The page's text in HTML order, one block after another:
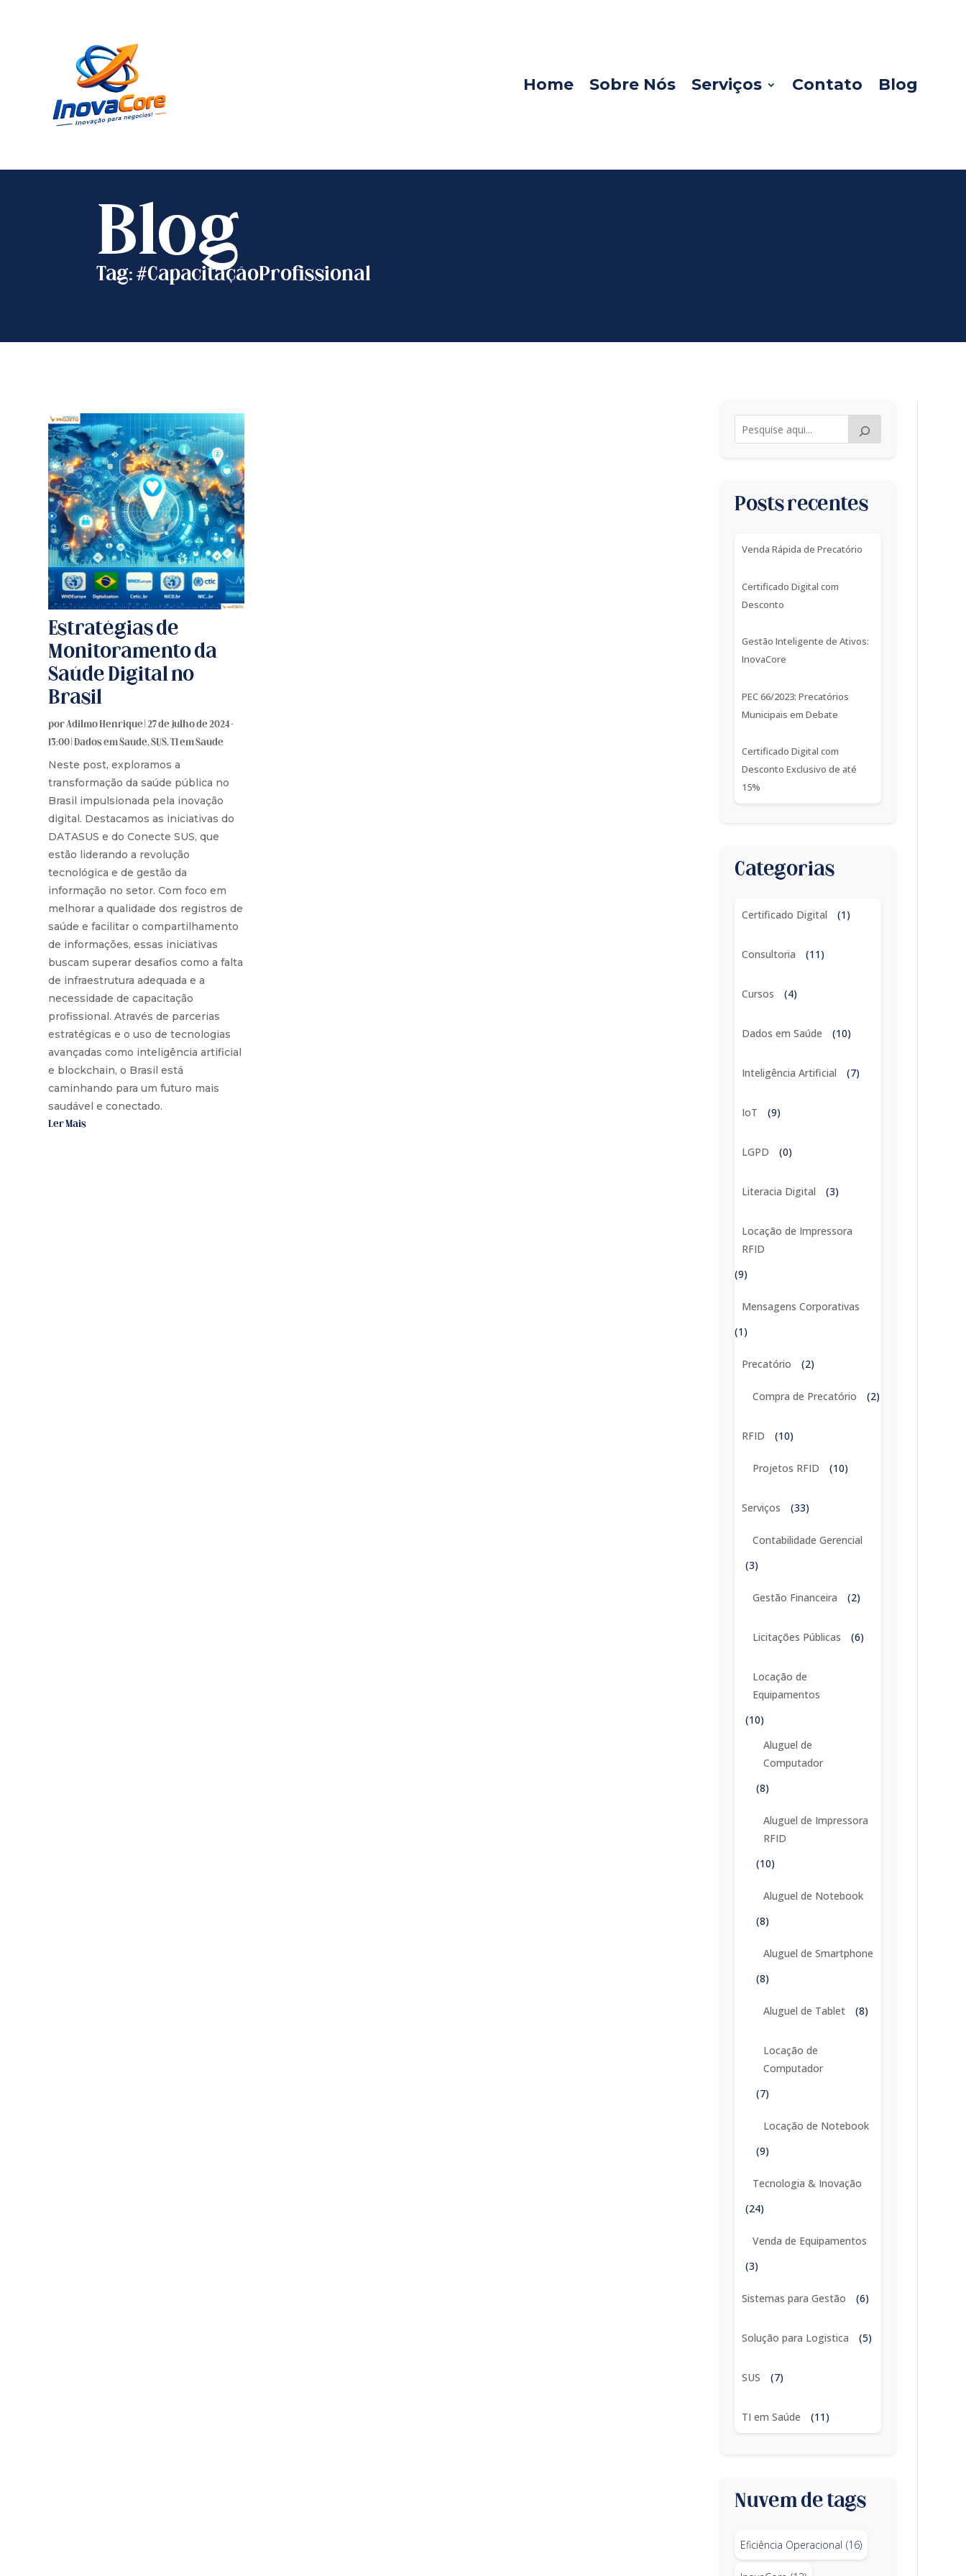
Home Sobre Nós Serviços Contato Blog
Blog
Tag: #CapacitaçãoProfissional
Estratégias de
Monitoramento da
Saúde Digital no
Brasil
porAdilmo Henrique |27 de julho de 2024 -
13:00 |Dados em Saúde,SUS,TI em Saúde
Neste post, exploramos a
transformação da saúde pública no
Brasil impulsionada pela inovação
digital. Destacamos as iniciativas do
DATASUS e do Conecte SUS, que
estão liderando a revolução
tecnológica e de gestão da
informação no setor. Com foco em
melhorar a qualidade dos registros de
saúde e facilitar o compartilhamento
de informações, essas iniciativas
buscam superar desafios como a falta
de infraestrutura adequada e a
necessidade de capacitação
profissional. Através de parcerias
estratégicas e o uso de tecnologias
avançadas como inteligência artificial
e blockchain, o Brasil está
caminhando para um futuro mais
saudável e conectado.
Ler Mais
Posts recentes
Venda Rápida de Precatório
Certificado Digital com
Desconto
Gestão Inteligente de Ativos:
InovaCore
PEC 66/2023: Precatórios
Municipais em Debate
Certificado Digital com
Desconto Exclusivo de até
15%
Categorias
Certificado Digital (1)
Consultoria (11)
Cursos (4)
Dados em Saúde (10)
Inteligência Artificial (7)
IoT (9)
LGPD (0)
Literacia Digital (3)
Locação de Impressora
RFID
(9)
Mensagens Corporativas
(1)
Precatório (2)
Compra de Precatório (2)
RFID (10)
Projetos RFID (10)
Serviços (33)
Contabilidade Gerencial
(3)
Gestão Financeira (2)
Licitações Públicas (6)
Locação de
Equipamentos
(10)
Aluguel de
Computador
(8)
Aluguel de Impressora
RFID
(10)
Aluguel de Notebook
(8)
Aluguel de Smartphone
(8)
Aluguel de Tablet (8)
Locação de
Computador
(7)
Locação de Notebook
(9)
Tecnologia & Inovação
(24)
Venda de Equipamentos
(3)
Sistemas para Gestão (6)
Solução para Logistica (5)
SUS (7)
TI em Saúde (11)
Nuvem de tags
Eficiência Operacional (16)